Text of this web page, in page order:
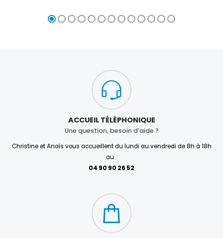
ACCUEIL TÉLÉPHONIQUE
Une question, besoin d'aide ?
Christine et Anaïs vous accueillent du lundi au vendredi de 8h à 18h
au :
04 90 90 26 52